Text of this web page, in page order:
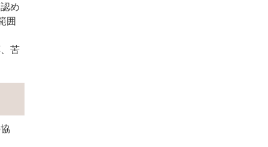
め
囲
苦